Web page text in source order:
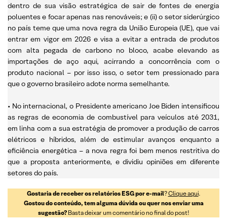
dentro de sua visão estratégica de sair de fontes de energia
poluentes e focar apenas nas renováveis; e (ii) o setor siderúrgico
no país teme que uma nova regra da União Europeia (UE), que vai
entrar em vigor em 2026 e visa a evitar a entrada de produtos
com alta pegada de carbono no bloco, acabe elevando as
importações de aço aqui, acirrando a concorrência com o
produto nacional – por isso isso, o setor tem pressionado para
que o governo brasileiro adote norma semelhante.
• No internacional, o Presidente americano Joe Biden intensificou
as regras de economia de combustível para veículos até 2031,
em linha com a sua estratégia de promover a produção de carros
elétricos e híbridos, além de estimular avanços enquanto a
eficiência energética – a nova regra foi bem menos restritiva do
que a proposta anteriormente, e dividiu opiniões em diferente
setores do país.
Gostaria de receber os relatórios ESG por e-mail?Clique aqui.
Gostou do conteúdo, tem alguma dúvida ou quer nos enviar uma
sugestão?Basta deixar um comentário no final do post!